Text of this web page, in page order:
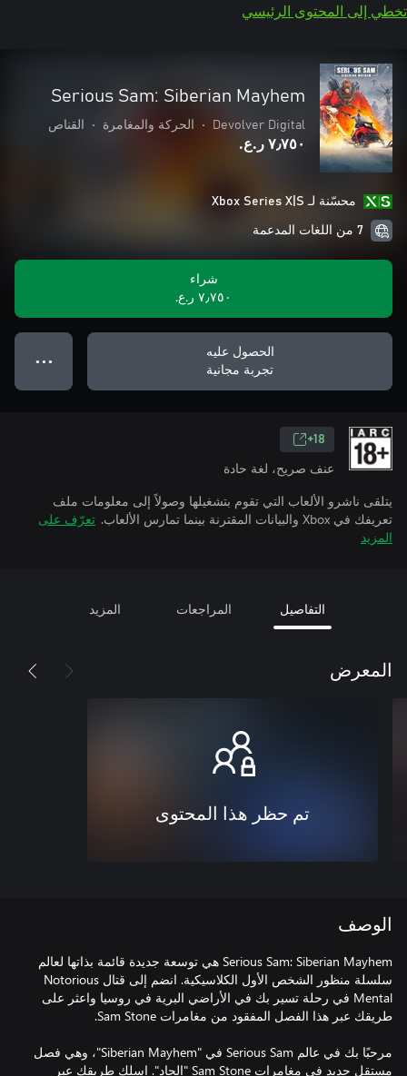
تخطي إلى المحتوى الرئيسي
Serious Sam: Siberian Mayhem
Devolver Digital
• الحركة والمغامرة • القناص
٧٫٧٥٠ ر.ع.‏
محسّنة لـ Xbox Series X|S
7 من اللغات المدعمة
شراء
٧٫٧٥٠ ر.ع.‏
الحصول عليه
تجربة مجانية
● ● ●
18+
عنف صريح، لغة حادة
يتلقى ناشرو الألعاب التي تقوم بتشغيلها وصولاً إلى معلومات ملف
تعريفك في Xbox والبيانات المقترنة بينما تمارس الألعاب.
تعرّف على
المزيد
التفاصيل المراجعات المزيد
المعرض
تم حظر هذا المحتوى
الوصف
Serious Sam: Siberian Mayhem هي توسعة جديدة قائمة بذاتها لعالم
سلسلة منظور الشخص الأول الكلاسيكية. انضم إلى قتال Notorious
Mental في رحلة تسير بك في الأراضي البرية في روسيا واعثر على
مرحبًا بك في عالم Serious Sam في "Siberian Mayhem"، وهي فصل
مستقل جديد في مغامرات Sam Stone "الجاد". اسلك طريقك عبر